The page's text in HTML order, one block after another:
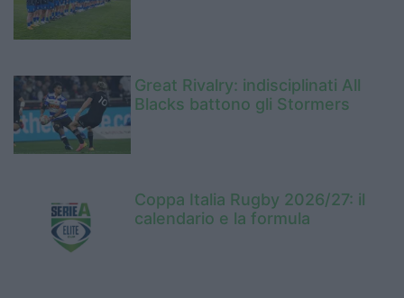
Great Rivalry: indisciplinati All
Blacks battono gli Stormers
Coppa Italia Rugby 2026/27: il
calendario e la formula